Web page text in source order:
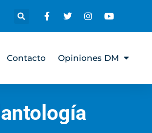
Contacto Opiniones DM